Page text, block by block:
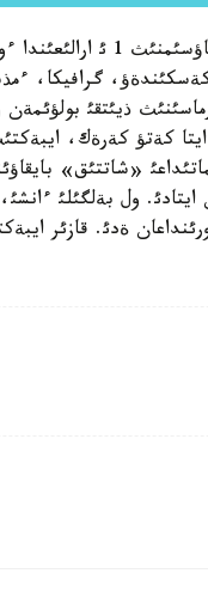
گرافيكا،
ذيئتقئ
كةتؤ كةرةك،
«شاتتئق»
ول بةلگئلئ ءانشئ،